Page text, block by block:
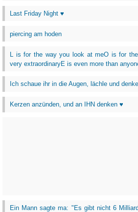
Last Friday Night ♥
piercing am hoden
L is for the way you look at meO is for
very extraordinaryE is even more than
Ich schaue ihr in die Augen, lächle und
Kerzen anzünden, und an IHN denken ♥
Ein Mann sagte ma: "Es gibt nicht 6